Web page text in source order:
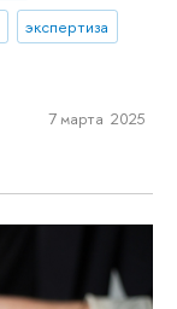
экспертиза
7 марта 2025